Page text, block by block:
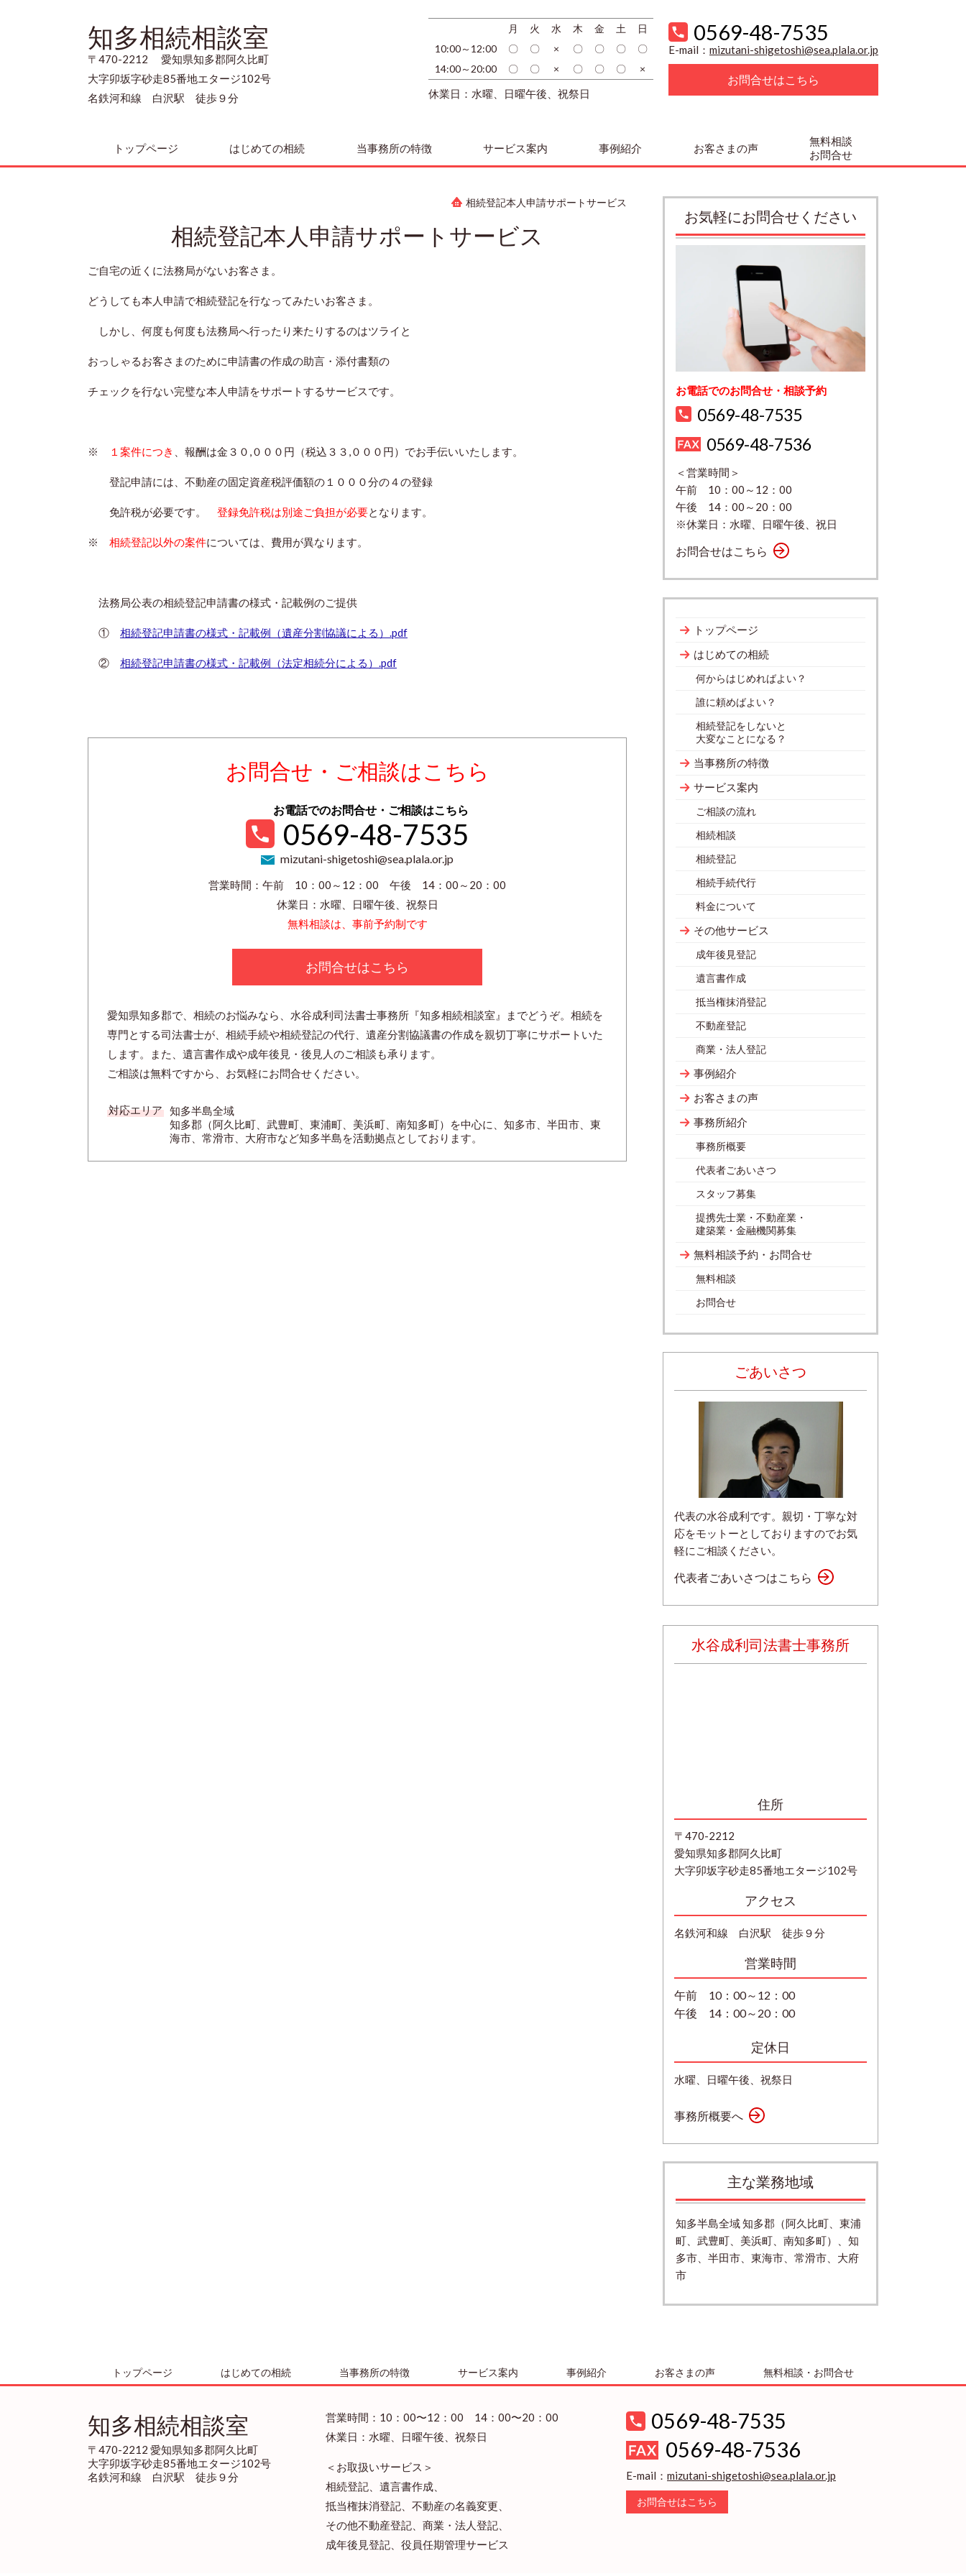
知多相続相談室
〒470-2212 愛知県知多郡阿久比町
大字卯坂字砂走85番地エタージ102号
名鉄河和線 白沢駅 徒歩９分
月 火 水 木 金 土
日
10:00～12:00
〇 〇 × 〇 〇 〇
〇
14:00～20:00
〇 〇 × 〇 〇 〇 ×
休業日：水曜、日曜午後、祝祭日
0569-48-7535
E-mail： mizutani-shigetoshi@sea.plala.or.jp
お問合せはこちら
トップページ はじめての相続 当事務所の特徴 サービス案内 事例紹介 お客さまの声
無料相談
お問合せ
相続登記本人申請サポートサービス
相続登記本人申請サポートサービス
ご自宅の近くに法務局がないお客さま。
どうしても本人申請で相続登記を行なってみたいお客さま。
しかし、何度も何度も法務局へ行ったり来たりするのはツライと
おっしゃるお客さまのために申請書の作成の助言・添付書類の
チェックを行ない完璧な本人申請をサポートするサービスです。
※ １案件につき 、報酬は金３０,０００円（税込３３,０００円）でお手伝いいたします。
登記申請には、不動産の固定資産税評価額の１０００分の４の登録
免許税が必要です。 登録免許税は別途ご負担が必要となります。
※ 相続登記以外の案件については、費用が異なります。
法務局公表の相続登記申請書の様式・記載例のご提供
① 相続登記申請書の様式・記載例（遺産分割協議による）.pdf
② 相続登記申請書の様式・記載例（法定相続分による）.pdf
お問合せ・ご相談はこちら
お電話でのお問合せ・ご相談はこちら
0569-48-7535
mizutani-shigetoshi@sea.plala.or.jp
営業時間：午前 10：00～12：00 午後 14：00～20：00
休業日：水曜、日曜午後、祝祭日
無料相談は、事前予約制です
お問合せはこちら
愛知県知多郡で、相続のお悩みなら、水谷成利司法書士事務所『知多相続相談室』までどうぞ。相続を
専門とする司法書士が、相続手続や相続登記の代行、遺産分割協議書の作成を親切丁寧にサポートいた
します。また、遺言書作成や成年後見・後見人のご相談も承ります。
ご相談は無料ですから、お気軽にお問合せください。
対応エリア 知多半島全域
知多郡（阿久比町、武豊町、東浦町、美浜町、南知多町）を中心に、知多市、半田市、東
海市、常滑市、大府市など知多半島を活動拠点としております。
お気軽にお問合せください
お電話でのお問合せ・相談予約
0569-48-7535
0569-48-7536
＜営業時間＞
午前 10：00～12：00
午後 14：00～20：00
※休業日：水曜、日曜午後、祝日
お問合せはこちら
トップページ
はじめての相続
何からはじめればよい？
誰に頼めばよい？
相続登記をしないと
大変なことになる？
当事務所の特徴
サービス案内
ご相談の流れ
相続相談
相続登記
相続手続代行
料金について
その他サービス
成年後見登記
遺言書作成
抵当権抹消登記
不動産登記
商業・法人登記
事例紹介
お客さまの声
事務所紹介
事務所概要
代表者ごあいさつ
スタッフ募集
提携先士業・不動産業・
建築業・金融機関募集
無料相談予約・お問合せ
無料相談
お問合せ
ごあいさつ
代表の水谷成利です。親切・丁寧な対
応をモットーとしておりますのでお気
軽にご相談ください。
代表者ごあいさつはこちら
水谷成利司法書士事務所
住所
〒470-2212
愛知県知多郡阿久比町
大字卯坂字砂走85番地エタージ102号
アクセス
名鉄河和線 白沢駅 徒歩９分
営業時間
午前 10：00～12：00
午後 14：00～20：00
定休日
水曜、日曜午後、祝祭日
事務所概要へ
主な業務地域
知多半島全域 知多郡（阿久比町、東浦
町、武豊町、美浜町、南知多町）、知
多市、半田市、東海市、常滑市、大府
市
トップページ はじめての相続 当事務所の特徴 サービス案内 事例紹介 お客さまの声 無料相談・お問合せ
知多相続相談室
〒470-2212 愛知県知多郡阿久比町
大字卯坂字砂走85番地エタージ102号
名鉄河和線 白沢駅 徒歩９分
営業時間：10：00〜12：00 14：00〜20：00
休業日：水曜、日曜午後、祝祭日
＜お取扱いサービス＞
相続登記、遺言書作成、
抵当権抹消登記、不動産の名義変更、
その他不動産登記、商業・法人登記、
成年後見登記、役員任期管理サービス
0569-48-7535
0569-48-7536
E-mail： mizutani-shigetoshi@sea.plala.or.jp
お問合せはこちら